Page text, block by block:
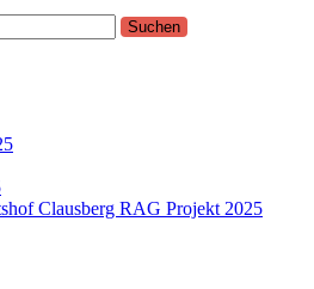
Clausberg RAG Projekt 2025